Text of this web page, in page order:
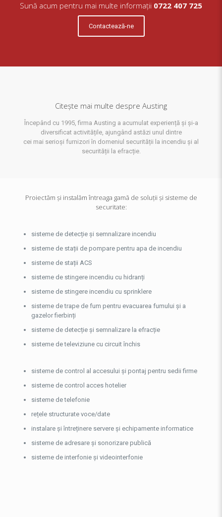
Sună acum pentru mai multe informații 0722 407 725
Contactează-ne
Citește mai multe despre Austing
Începând cu 1995, firma Austing a acumulat experiență și și-a
diversificat activitățile, ajungând astăzi unul dintre
cei mai serioși furnizori în domeniul securității la incendiu și al
securității la efracție.
Proiectăm și instalăm întreaga gamă de soluții și sisteme de
securitate:
sisteme de detecție și semnalizare incendiu
sisteme de stații de pompare pentru apa de incendiu
sisteme de stații ACS
sisteme de stingere incendiu cu hidranți
sisteme de stingere incendiu cu sprinklere
sisteme de trape de fum pentru evacuarea fumului și a
gazelor fierbinți
sisteme de detecție și semnalizare la efracție
sisteme de televiziune cu circuit închis
sisteme de control al accesului și pontaj pentru sedii firme
sisteme de control acces hotelier
sisteme de telefonie
rețele structurate voce/date
instalare și întreținere servere și echipamente informatice
sisteme de adresare și sonorizare publică
sisteme de interfonie și videointerfonie